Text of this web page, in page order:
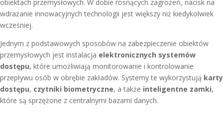
obiektach przemysłowych. W dobie rosnących zagrożeń, nacisk na
wdrażanie innowacyjnych technologii jest większy niż kiedykolwiek
wcześniej.
Jednym z podstawowych sposobów na zabezpieczenie obiektów
przemysłowych jest instalacja elektronicznych systemów
dostępu, które umożliwiają monitorowanie i kontrolowanie
przepływu osób w obrębie zakładów. Systemy te wykorzystują karty
dostępu, czytniki biometryczne, a także inteligentne zamki,
które są sprzężone z centralnymi bazami danych.